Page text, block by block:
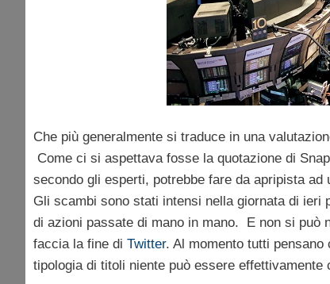
Che più generalmente si traduce in una
Come ci si aspettava fosse la quotazione di
secondo gli esperti, potrebbe fare da apripista
Gli scambi sono stati intensi nella giornata di ieri
di azioni passate di mano in mano. E non si può
faccia la fine di Twitter. Al momento tutti
tipologia di titoli niente può essere effettivamente